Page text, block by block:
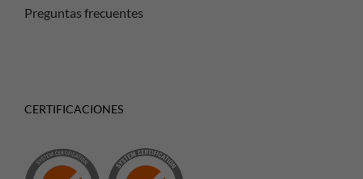
Preguntas frecuentes
CERTIFICACIONES